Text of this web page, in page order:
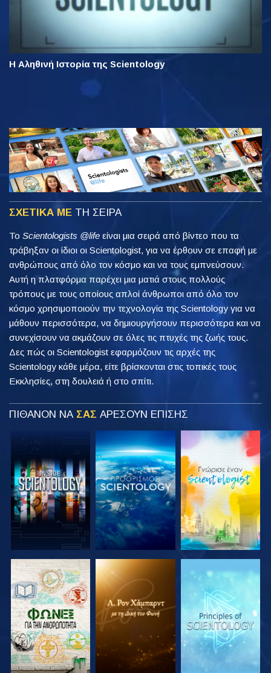
Η Αληθινή Ιστορία της Scientology
ΣΧΕΤΙΚΑ ΜΕ ΤΗ ΣΕΙΡΑ
Το Scientologists @life είναι μια σειρά από βίντεο που τα
τράβηξαν οι ίδιοι οι Scientologist, για να έρθουν σε επαφή με
ανθρώπους από όλο τον κόσμο και να τους εμπνεύσουν.
Αυτή η πλατφόρμα παρέχει μια ματιά στους πολλούς
τρόπους με τους οποίους απλοί άνθρωποι από όλο τον
κόσμο χρησιμοποιούν την τεχνολογία της Scientology για να
μάθουν περισσότερα, να δημιουργήσουν περισσότερα και να
συνεχίσουν να ακμάζουν σε όλες τις πτυχές της ζωής τους.
Δες πώς οι Scientologist εφαρμόζουν τις αρχές της
Scientology κάθε μέρα, είτε βρίσκονται στις τοπικές τους
Εκκλησίες, στη δουλειά ή στο σπίτι.
ΠΙΘΑΝΟΝ ΝΑ ΣΑΣ ΑΡΕΣΟΥΝ ΕΠΙΣΗΣ
ΕΞΕΡΕΥΝΗΣΤΕ
ΤΗ ΣΕΙΡΑ
ΕΞΕΡΕΥΝΗΣΤΕ
ΤΗ ΣΕΙΡΑ
ΕΞΕΡΕΥΝΗΣΤΕ
ΤΗ ΣΕΙΡΑ